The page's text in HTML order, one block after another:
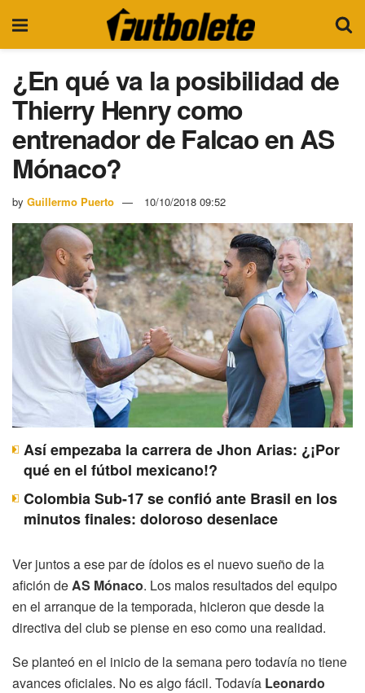
¿En qué va la posibilidad de
Thierry Henry como
entrenador de Falcao en AS
Mónaco?
by Guillermo Puerto 10/10/2018 09:52
Así empezaba la carrera de Jhon Arias: ¿¡Por
qué en el fútbol mexicano!?
Colombia Sub-17 se confió ante Brasil en los
minutos finales: doloroso desenlace
Ver juntos a ese par de ídolos es el nuevo sueño de la
afición de AS Mónaco. Los malos resultados del equipo
en el arranque de la temporada, hicieron que desde la
directiva del club se piense en eso como una realidad.
Se planteó en el inicio de la semana pero todavía no tiene
avances oficiales. No es algo fácil. Todavía Leonardo